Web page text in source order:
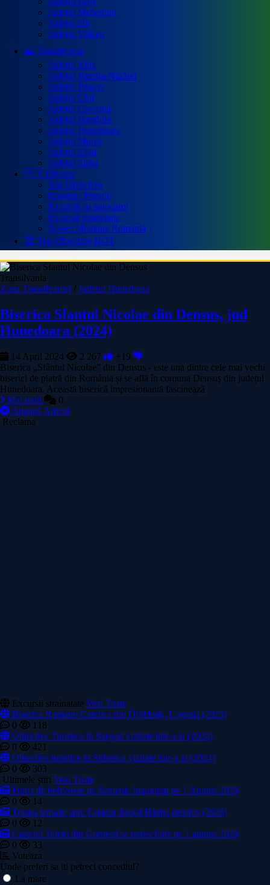
Județul Mehedinți
Județul Olt
Județul Vâlcea
⛰️ Transilvania
Județul Alba
Județul Bistrița-Năsăud
Județul Brașov
Județul Cluj
Județul Covasna
Județul Harghita
Județul Hunedoara
Județul Mureș
Județul Sălaj
Județul Sibiu
🇷🇴 Diverse
Top Obiective
Imagini / Peisaje
Excursii cu autocarul
Excursii strainatate
Trasee Montane Romania
🏆 Top Obiective HOT
Transilvania
Zona Transilvaniei / Judetul Hunedoara
Biserica Sfantul Nicolae din Densus, jud
Hunedoara (2024)
14 April 2024 2 267
+19
Biserica „Sfântul Nicolae” din Densus - este una dintre cele mai vechi
biserici de piatră din România și se află în comuna Densuş din județul
Hunedoara. Această biserică impresionantă fascinează
Mai mult
0
Adaugă Articol
Reclama
Excursii strainatate Vezi Toate
Biserica Romano Catolica din Óföldeák, Ungaria (2025)
0
118
Obiective Turistice in Szeged vizitate intr-o zi (2024)
0
421
Obiective turistice in Subotica vizitate intr-o zi (2024)
0
303
Ultimele știri Vezi Toate
Punct de belvedere pe Semenic inaugurat pe 1 August 2026
0
14
Traseu tematic spre Cetatea dacică Bănița deschis (2026)
0
12
Castelul Teleki din Gornești se redeschide pe 1 august 2026
0
33
Voteaza
Unde preferi sa iti petreci concediul?
La mare